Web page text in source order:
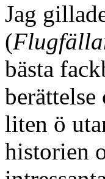
Jag
(
bästa
liten ö
historien